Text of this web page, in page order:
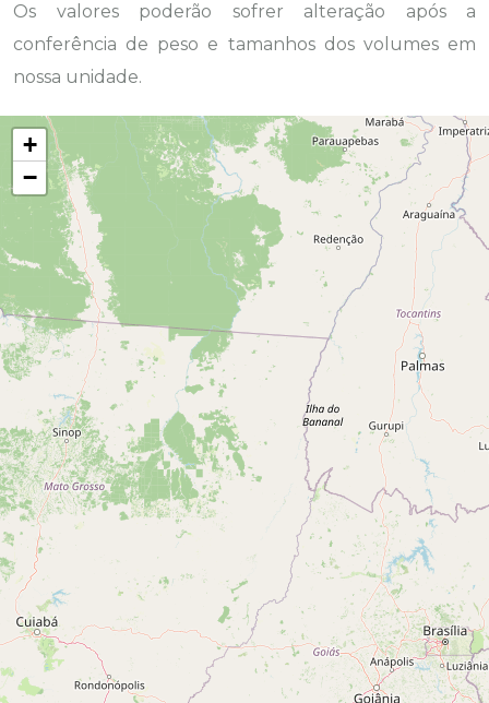
Os valores poderão sofrer alteração após a
conferência de peso e tamanhos dos volumes em
nossa unidade.
+
−